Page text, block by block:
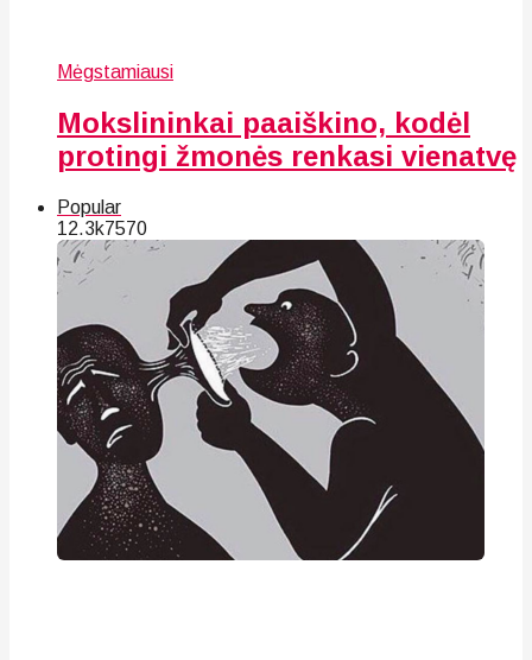
Mėgstamiausi
Mokslininkai paaiškino, kodėl
protingi žmonės renkasi vienatvę
Popular
12.3k7570